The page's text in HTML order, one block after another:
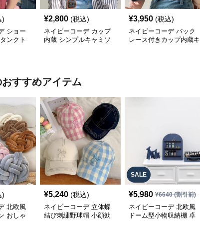
)
ショー
ンクト
¥2,800 (税込)
ネイビーコーデ カップ
内蔵 シンプルキャミソ
¥3,950 (税込)
ネイビーコーデ バック
レース付きカップ内蔵キ
おすすめアイテム
)
北欧風
おしゃ
¥5,240 (税込)
ネイビーコーデ 立体蝶
結び刺繍野球帽 小顔効
SALE
¥5,980 ¥6640(割引前)
ネイビーコーデ 北欧風
ドーム型小物収納棚 卓